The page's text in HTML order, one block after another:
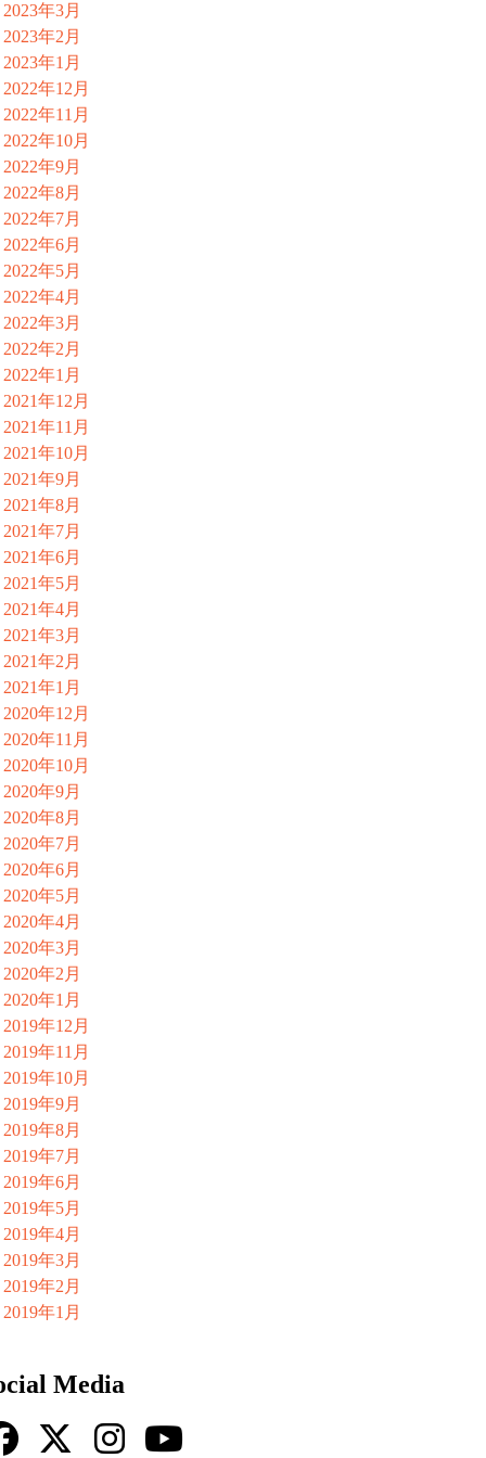
2023年3月
2023年2月
2023年1月
2022年12月
2022年11月
2022年10月
2022年9月
2022年8月
2022年7月
2022年6月
2022年5月
2022年4月
2022年3月
2022年2月
2022年1月
2021年12月
2021年11月
2021年10月
2021年9月
2021年8月
2021年7月
2021年6月
2021年5月
2021年4月
2021年3月
2021年2月
2021年1月
2020年12月
2020年11月
2020年10月
2020年9月
2020年8月
2020年7月
2020年6月
2020年5月
2020年4月
2020年3月
2020年2月
2020年1月
2019年12月
2019年11月
2019年10月
2019年9月
2019年8月
2019年7月
2019年6月
2019年5月
2019年4月
2019年3月
2019年2月
2019年1月
Media